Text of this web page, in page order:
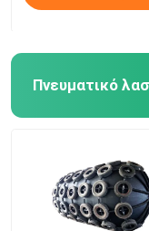
Πνευματικό